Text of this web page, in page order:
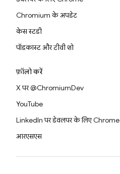
Chromium के अपडेट
केस स्टडी
पॉडकास्ट और टीवी शो
फ़ॉलो करें
X पर @ChromiumDev
YouTube
LinkedIn पर डेवलपर के लिए Chrome
आरएसएस